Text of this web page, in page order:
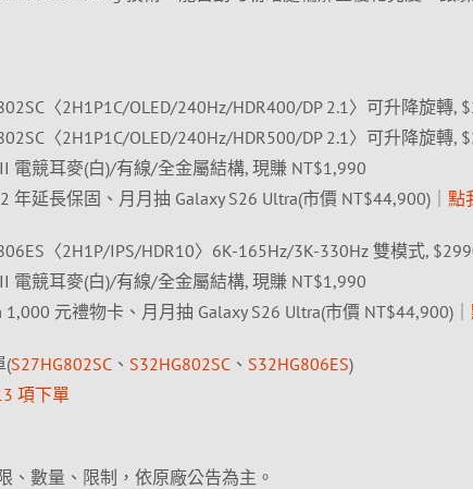
〈2H1P1C/OLED/240Hz/HDR400/DP 2.1〉可升降旋轉,
〈2H1P1C/OLED/240Hz/HDR500/DP 2.1〉可升降旋轉,
電競耳麥(白)/有線/全金屬結構, 現賺 NT$1,990
延長保固、月月抽 Galaxy S26 Ultra(市價 NT$44,900)｜ 點
〈2H1P/IPS/HDR10〉6K-165Hz/3K-330Hz 雙模式,
電競耳麥(白)/有線/全金屬結構, 現賺 NT$1,990
元禮物卡、月月抽 Galaxy S26 Ultra(市價 NT$44,900)｜
(S27HG802SC、 S32HG802SC、 S32HG806ES)
項下單
、數量、限制，依原廠公告為主。